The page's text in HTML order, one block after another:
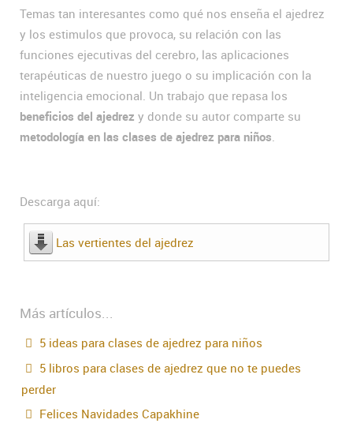
Temas tan interesantes como qué nos enseña el ajedrez
y los estimulos que provoca, su relación con las
funciones ejecutivas del cerebro, las aplicaciones
terapéuticas de nuestro juego o su implicación con la
inteligencia emocional. Un trabajo que repasa los
beneficios del ajedrez y donde su autor comparte su
metodología en las clases de ajedrez para niños.
Descarga aquí:
Las vertientes del ajedrez
Más artículos...
5 ideas para clases de ajedrez para niños
5 libros para clases de ajedrez que no te puedes
perder
Felices Navidades Capakhine